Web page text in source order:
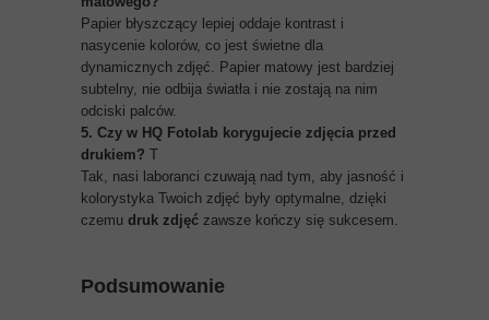
Papier błyszczący lepiej oddaje kontrast i
nasycenie kolorów, co jest świetne dla
dynamicznych zdjęć. Papier matowy jest bardziej
subtelny, nie odbija światła i nie zostają na nim
odciski palców.
5. Czy w HQ Fotolab korygujecie zdjęcia przed
drukiem? T
Tak, nasi laboranci czuwają nad tym, aby jasność i
kolorystyka Twoich zdjęć były optymalne, dzięki
czemu druk zdjęć zawsze kończy się sukcesem.
Podsumowanie